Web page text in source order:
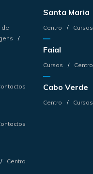
de
Centro
Santa Maria
Centro Cursos
Faial
Cursos Centro
Cabo Verde
Centro Cursos